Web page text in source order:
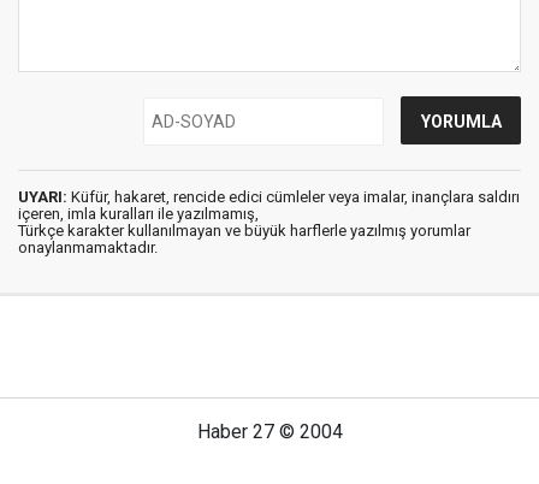
UYARI: Küfür, hakaret, rencide edici cümleler veya imalar, inançlara saldırı
içeren, imla kuralları ile yazılmamış,
Türkçe karakter kullanılmayan ve büyük harflerle yazılmış yorumlar
onaylanmamaktadır.
Haber 27 © 2004